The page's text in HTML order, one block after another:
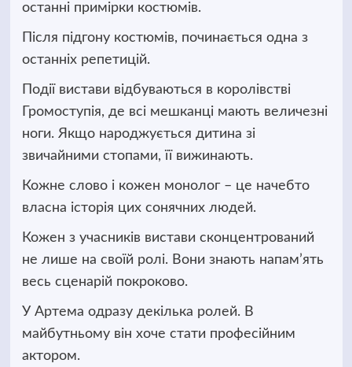
останні примірки костюмів.
Після підгону костюмів, починається одна з
останніх репетицій.
Події вистави відбуваються в королівстві
Громоступія, де всі мешканці мають величезні
ноги. Якщо народжується дитина зі
звичайними стопами, її вижинають.
Кожне слово і кожен монолог – це начебто
власна історія цих сонячних людей.
Кожен з учасників вистави сконцентрований
не лише на своїй ролі. Вони знають напам’ять
весь сценарій покроково.
У Артема одразу декілька ролей. В
майбутньому він хоче стати професійним
актором.